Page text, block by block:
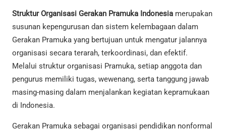
Struktur Organisasi Gerakan Pramuka Indonesia merupakan
susunan kepengurusan dan sistem kelembagaan dalam
Gerakan Pramuka yang bertujuan untuk mengatur jalannya
organisasi secara terarah, terkoordinasi, dan efektif.
Melalui struktur organisasi Pramuka, setiap anggota dan
pengurus memiliki tugas, wewenang, serta tanggung jawab
masing-masing dalam menjalankan kegiatan kepramukaan
di Indonesia.
Gerakan Pramuka sebagai organisasi pendidikan nonformal